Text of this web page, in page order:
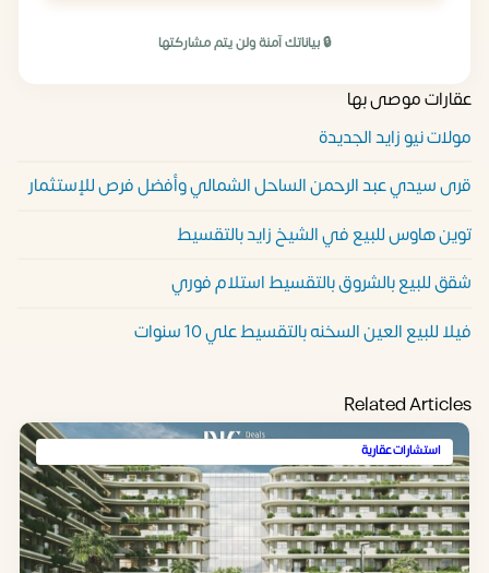
🔒 بياناتك آمنة ولن يتم مشاركتها
عقارات موصى بها
مولات نيو زايد الجديدة
قرى سيدي عبد الرحمن الساحل الشمالي وأفضل فرص للإستثمار
توين هاوس للبيع في الشيخ زايد بالتقسيط
شقق للبيع بالشروق بالتقسيط استلام فوري
فيلا للبيع العين السخنه بالتقسيط علي 10 سنوات
Related Articles
استشارات عقارية